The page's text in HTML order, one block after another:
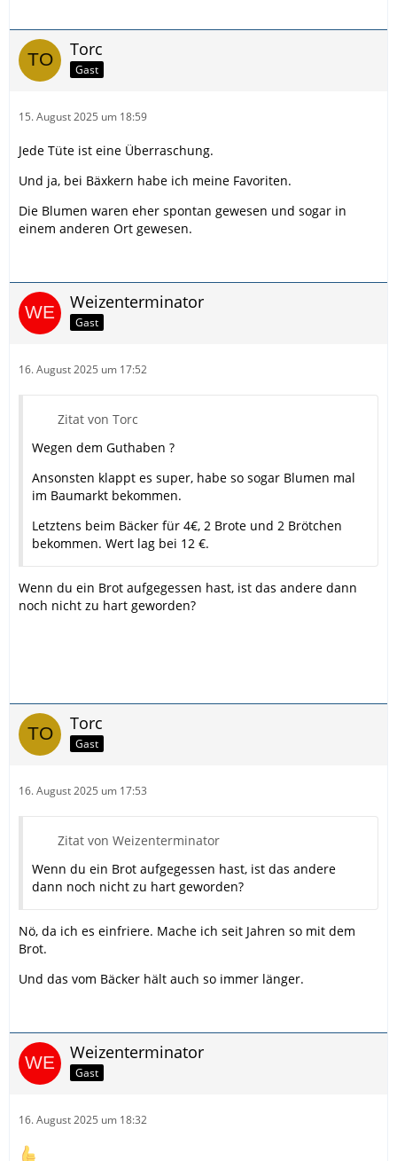
Torc
Gast
15. August 2025 um 18:59
Jede Tüte ist eine Überraschung.
Und ja, bei Bäxkern habe ich meine Favoriten.
Die Blumen waren eher spontan gewesen und sogar in
einem anderen Ort gewesen.
Weizenterminator
Gast
16. August 2025 um 17:52
Zitat von Torc
Wegen dem Guthaben ?
Ansonsten klappt es super, habe so sogar Blumen mal
im Baumarkt bekommen.
Letztens beim Bäcker für 4€, 2 Brote und 2 Brötchen
bekommen. Wert lag bei 12 €.
Wenn du ein Brot aufgegessen hast, ist das andere dann
noch nicht zu hart geworden?
Torc
Gast
16. August 2025 um 17:53
Zitat von Weizenterminator
Wenn du ein Brot aufgegessen hast, ist das andere
dann noch nicht zu hart geworden?
Nö, da ich es einfriere. Mache ich seit Jahren so mit dem
Brot.
Und das vom Bäcker hält auch so immer länger.
Weizenterminator
Gast
16. August 2025 um 18:32